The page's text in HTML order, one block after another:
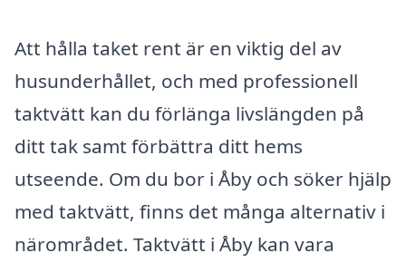
Att hålla taket rent är en viktig del av
husunderhållet, och med professionell
taktvätt kan du förlänga livslängden på
ditt tak samt förbättra ditt hems
utseende. Om du bor i Åby och söker hjälp
med taktvätt, finns det många alternativ i
närområdet. Taktvätt i Åby kan vara